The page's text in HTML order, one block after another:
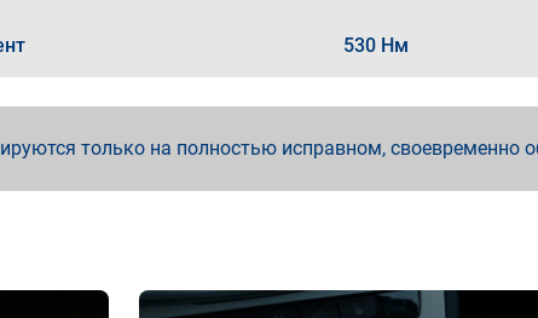
530 Нм
только на полностью исправном, своевременно